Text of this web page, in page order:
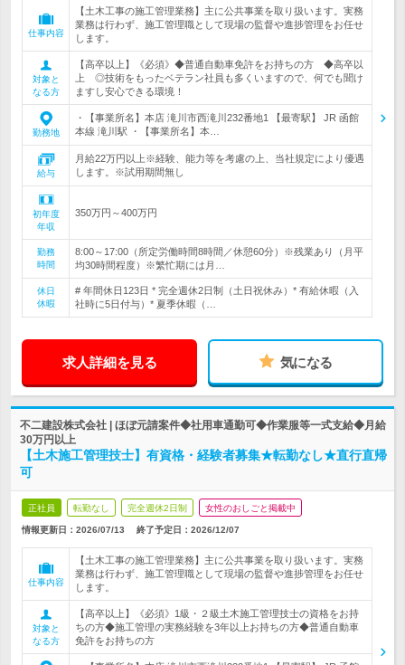
仕事内容
【土木工事の施工管理業務】主に公共事業を取り扱います。実務
業務は行わず、施工管理職として現場の監督や進捗管理をお任せ
します。
対象と
なる方
【高卒以上】《必須》◆普通自動車免許をお持ちの方 ◆高卒以
上 ◎技術をもったベテラン社員も多くいますので、何でも聞け
ますし安心できる環境！
勤務地
・【事業所名】本店 滝川市西滝川232番地1 【最寄駅】 JR 函館
本線 滝川駅 ・【事業所名】本…
給与
月給22万円以上※経験、能力等を考慮の上、当社規定により優遇
します。※試用期間無し
初年度
年収
350万円～400万円
勤務
時間
8:00～17:00（所定労働時間8時間／休憩60分）※残業あり（月平
均30時間程度）※繁忙期には月…
休日
休暇
# 年間休日123日 * 完全週休2日制（土日祝休み）* 有給休暇（入
社時に5日付与）* 夏季休暇（…
求人詳細を見る 気になる
不二建設株式会社 | ほぼ元請案件◆社用車通勤可◆作業服等一式支給◆月給
30万円以上
【土木施工管理技士】有資格・経験者募集★転勤なし★直行直帰
可
正社員 転勤なし 完全週休2日制 女性のおしごと掲載中
情報更新日：2026/07/13 終了予定日： 2026/12/07
仕事内容
【土木工事の施工管理業務】主に公共事業を取り扱います。実務
業務は行わず、施工管理職として現場の監督や進捗管理をお任せ
します。
対象と
なる方
【高卒以上】《必須》1級・２級土木施工管理技士の資格をお持
ちの方◆施工管理の実務経験を3年以上お持ちの方◆普通自動車
免許をお持ちの方